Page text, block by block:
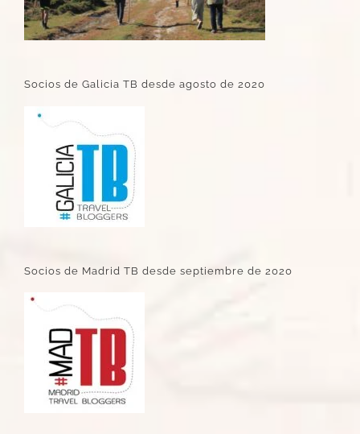
Socios de Galicia TB desde agosto de 2020
Socios de Madrid TB desde septiembre de 2020